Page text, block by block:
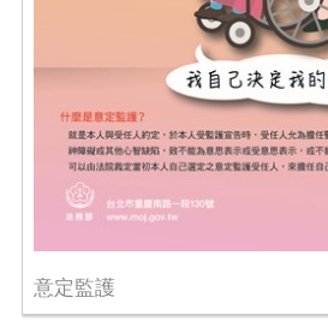
意定監護